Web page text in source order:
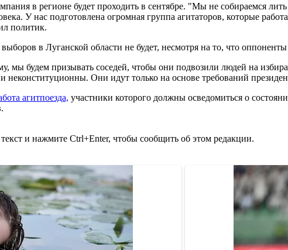
в регионе будет проходить в сентябре. "Мы не собираемся
У нас подготовлена огромная группа агитаторов, которые
политик.
в Луганской области не будет, несмотря на то, что
мы будем призывать соседей, чтобы они подвозили людей на
неконституционны. Они идут только на основе требований
агитпоезда, участники которого должны осведомиться о
и нажмите Ctrl+Enter, чтобы сообщить об этом редакции.